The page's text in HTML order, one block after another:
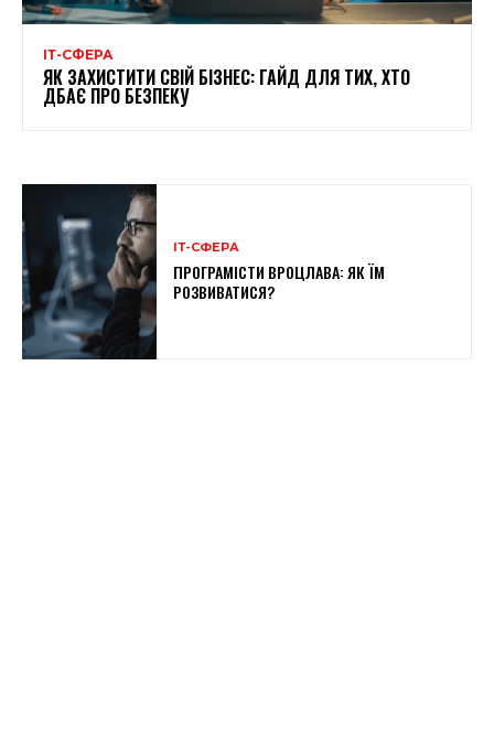
ІТ-СФЕРА
ЯК ЗАХИСТИТИ СВІЙ БІЗНЕС: ГАЙД ДЛЯ ТИХ, ХТО
ДБАЄ ПРО БЕЗПЕКУ
ІТ-СФЕРА
ПРОГРАМІСТИ ВРОЦЛАВА: ЯК ЇМ
РОЗВИВАТИСЯ?